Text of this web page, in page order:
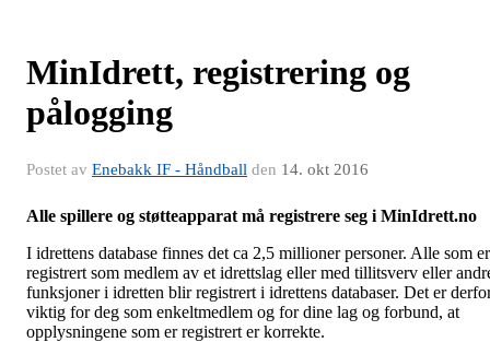
MinIdrett, registrering og
pålogging
Postet av Enebakk IF - Håndball den 14. okt 2016
Alle spillere og støtteapparat må registrere seg i MinIdrett.no
I idrettens database finnes det ca 2,5 millioner personer. Alle som er
registrert som medlem av et idrettslag eller med tillitsverv eller
funksjoner i idretten blir registrert i idrettens databaser. Det er
viktig for deg som enkeltmedlem og for dine lag og forbund, at
opplysningene som er registrert er korrekte.